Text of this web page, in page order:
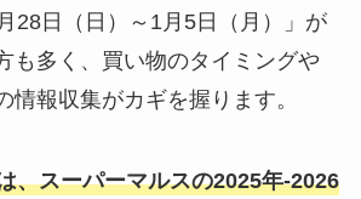
28日（日）～1月5日（月）」が
も多く、買い物のタイミングや
情報収集がカギを握ります。
、スーパーマルスの2025年-2026